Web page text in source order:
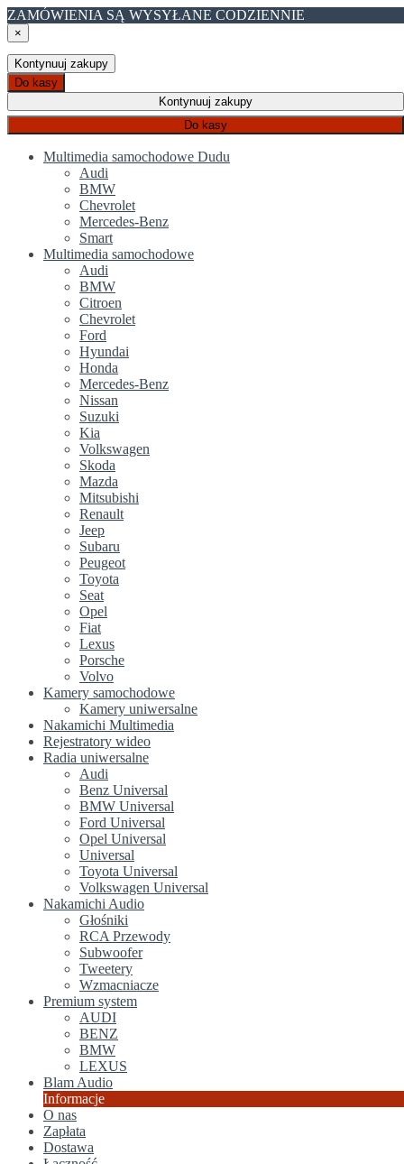
ZAMÓWIENIA SĄ WYSYŁANE CODZIENNIE
×
Kontynuuj zakupy
Do kasy
Kontynuuj zakupy
Do kasy
Multimedia samochodowe Dudu
Audi
BMW
Chevrolet
Mercedes-Benz
Smart
Multimedia samochodowe
Audi
BMW
Citroen
Chevrolet
Ford
Hyundai
Honda
Mercedes-Benz
Nissan
Suzuki
Kia
Volkswagen
Skoda
Mazda
Mitsubishi
Renault
Jeep
Subaru
Peugeot
Toyota
Seat
Opel
Fiat
Lexus
Porsche
Volvo
Kamery samochodowe
Kamery uniwersalne
Nakamichi Multimedia
Rejestratory wideo
Radia uniwersalne
Audi
Benz Universal
BMW Universal
Ford Universal
Opel Universal
Universal
Toyota Universal
Volkswagen Universal
Nakamichi Audio
Głośniki
RCA Przewody
Subwoofer
Tweetery
Wzmacniacze
Premium system
AUDI
BENZ
BMW
LEXUS
Blam Audio
Informacje
O nas
Zapłata
Dostawa